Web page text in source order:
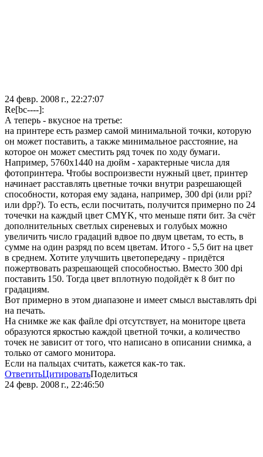
24 февр. 2008 г., 22:27:07
Re[bc----]:
А теперь - вкусное на третье:
на принтере есть размер самой минимальной точки, которую
он может поставить, а также минимальное расстояние, на
которое он может сместить ряд точек по ходу бумаги.
Например, 5760х1440 на дюйм - характерные числа для
фотопринтера. Чтобы воспроизвести нужный цвет, принтер
начинает расставлять цветные точки внутри разрешающей
способности, которая ему задана, например, 300 dpi (или ppi?
или dpp?). То есть, если посчитать, получится примерно по 24
точечки на каждый цвет CMYK, что меньше пяти бит. За счёт
дополнительных светлых сиреневых и голубых можно
увеличить число градаций вдвое по двум цветам, то есть, в
сумме на один разряд по всем цветам. Итого - 5,5 бит на цвет
в среднем. Хотите улучшить цветопередачу - придётся
пожертвовать разрешающей способностью. Вместо 300 dpi
поставить 150. Тогда цвет вплотную подойдёт к 8 бит по
градациям.
Вот примерно в этом диапазоне и имеет смысл выставлять dpi
на печать.
На снимке же как файле dpi отсутствует, на мониторе цвета
образуются яркостью каждой цветной точки, а количество
точек не зависит от того, что написано в описании снимка, а
только от самого монитора.
Если на пальцах считать, кажется как-то так.
ОтветитьЦитироватьПоделиться
24 февр. 2008 г., 22:46:50